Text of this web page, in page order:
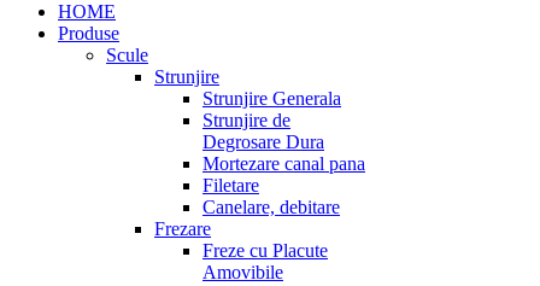
HOME
Produse
Scule
Strunjire
Strunjire Generala
Strunjire de
Degrosare Dura
Mortezare canal pana
Filetare
Canelare, debitare
Frezare
Freze cu Placute
Amovibile